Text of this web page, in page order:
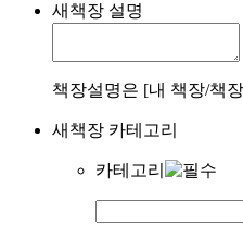
새책장 설명
책장설명은 [내 책장/책
새책장 카테고리
카테고리